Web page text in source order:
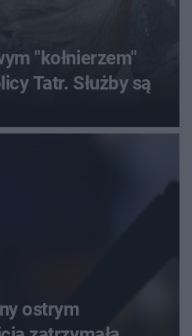
"kołnierzem"
Tatr. Służby są
ostrym